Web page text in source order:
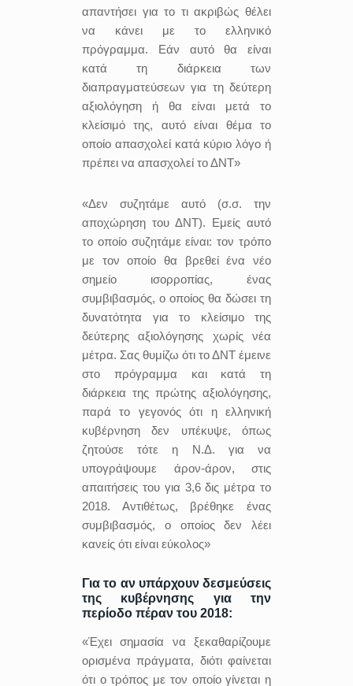
απαντήσει για το τι ακριβώς θέλει
να κάνει με το ελληνικό
πρόγραμμα. Εάν αυτό θα είναι
κατά τη διάρκεια των
διαπραγματεύσεων για τη δεύτερη
αξιολόγηση ή θα είναι μετά το
κλείσιμό της, αυτό είναι θέμα το
οποίο απασχολεί κατά κύριο λόγο ή
πρέπει να απασχολεί το ΔΝΤ»
«Δεν συζητάμε αυτό (σ.σ. την
αποχώρηση του ΔΝΤ). Εμείς αυτό
το οποίο συζητάμε είναι: τον τρόπο
με τον οποίο θα βρεθεί ένα νέο
σημείο ισορροπίας, ένας
συμβιβασμός, ο οποίος θα δώσει τη
δυνατότητα για το κλείσιμο της
δεύτερης αξιολόγησης χωρίς νέα
μέτρα. Σας θυμίζω ότι το ΔΝΤ έμεινε
στο πρόγραμμα και κατά τη
διάρκεια της πρώτης αξιολόγησης,
παρά το γεγονός ότι η ελληνική
κυβέρνηση δεν υπέκυψε, όπως
ζητούσε τότε η Ν.Δ. για να
υπογράψουμε άρον-άρον, στις
απαιτήσεις του για 3,6 δις μέτρα το
2018. Αντιθέτως, βρέθηκε ένας
συμβιβασμός, ο οποίος δεν λέει
κανείς ότι είναι εύκολος»
Για το αν υπάρχουν δεσμεύσεις
της κυβέρνησης για την
περίοδο πέραν του 2018:
«Έχει σημασία να ξεκαθαρίζουμε
ορισμένα πράγματα, διότι φαίνεται
ότι ο τρόπος με τον οποίο γίνεται η